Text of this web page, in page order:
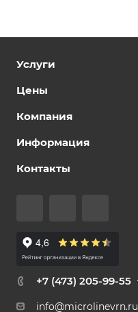
Услуги
Цены
Компания
Информация
Контакты
+7 (473) 205-99-55
info@microlinevrn.ru